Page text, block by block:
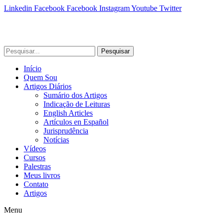
Linkedin Facebook Facebook InstagramYoutube Twitter
Pesquisar
Início
Quem Sou
Artigos Diários
Sumário dos Artigos
Indicação de Leituras
English Articles
Artículos en Español
Jurisprudência
Notícias
Vídeos
Cursos
Palestras
Meus livros
Contato
Artigos
Menu